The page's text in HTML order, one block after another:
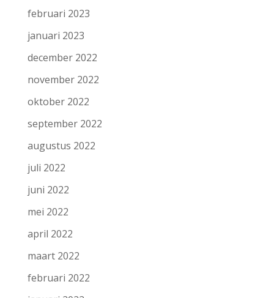
februari 2023
januari 2023
december 2022
november 2022
oktober 2022
september 2022
augustus 2022
juli 2022
juni 2022
mei 2022
april 2022
maart 2022
februari 2022